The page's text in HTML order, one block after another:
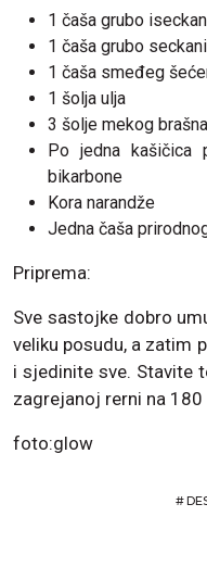
1 čaša grubo
1 čaša grubo
1 čaša smeđeg
1 šolja ulja
3 šolje mekog brašna
Po jedna kašičica
bikarbone
Kora narandže
Jedna čaša
Priprema:
Sve sastojke dobro
veliku posudu, a zatim
i sjedinite sve. Stavite
zagrejanoj rerni na
foto:glow
#